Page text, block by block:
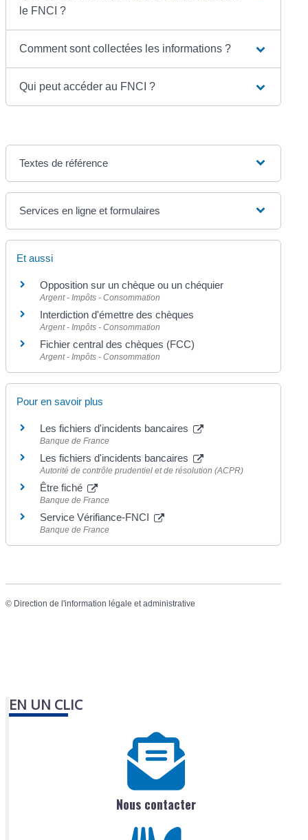
le FNCI ?
Comment sont collectées les informations ?
Qui peut accéder au FNCI ?
Textes de référence
Services en ligne et formulaires
Et aussi
Opposition sur un chèque ou un chéquier
Argent - Impôts - Consommation
Interdiction d'émettre des chèques
Argent - Impôts - Consommation
Fichier central des chèques (FCC)
Argent - Impôts - Consommation
Pour en savoir plus
Les fichiers d'incidents bancaires
Banque de France
Les fichiers d'incidents bancaires
Autorité de contrôle prudentiel et de résolution (ACPR)
Être fiché
Banque de France
Service Vérifiance-FNCI
Banque de France
© Direction de l'information légale et administrative
EN UN CLIC
Nous contacter